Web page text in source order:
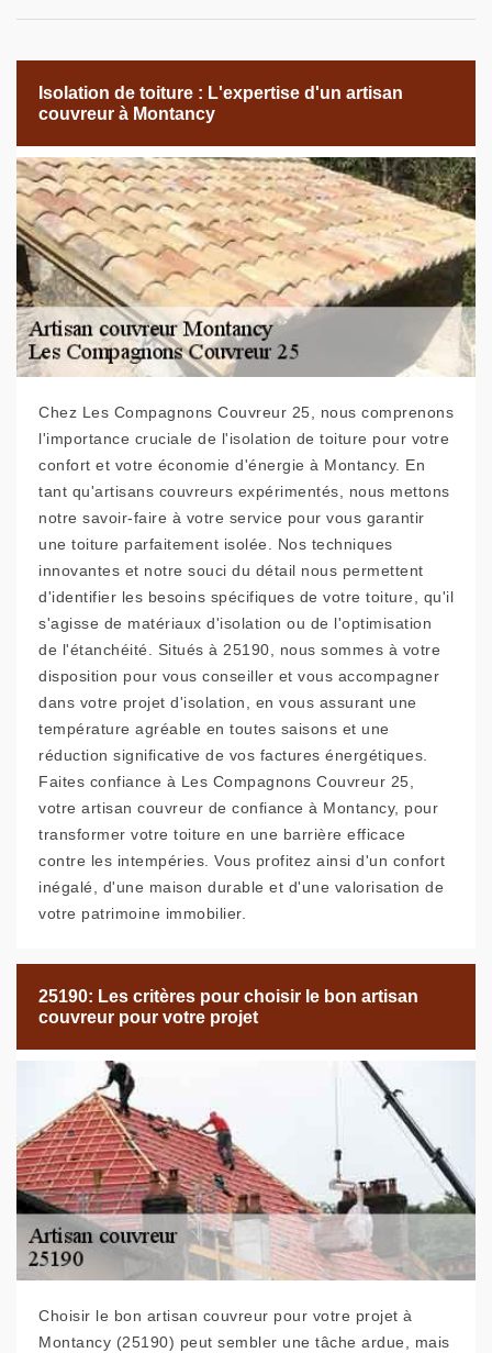
Isolation de toiture : L'expertise d'un artisan
couvreur à Montancy
Chez Les Compagnons Couvreur 25, nous comprenons
l'importance cruciale de l'isolation de toiture pour votre
confort et votre économie d'énergie à Montancy. En
tant qu'artisans couvreurs expérimentés, nous mettons
notre savoir-faire à votre service pour vous garantir
une toiture parfaitement isolée. Nos techniques
innovantes et notre souci du détail nous permettent
d'identifier les besoins spécifiques de votre toiture, qu'il
s'agisse de matériaux d'isolation ou de l'optimisation
de l'étanchéité. Situés à 25190, nous sommes à votre
disposition pour vous conseiller et vous accompagner
dans votre projet d'isolation, en vous assurant une
température agréable en toutes saisons et une
réduction significative de vos factures énergétiques.
Faites confiance à Les Compagnons Couvreur 25,
votre artisan couvreur de confiance à Montancy, pour
transformer votre toiture en une barrière efficace
contre les intempéries. Vous profitez ainsi d'un confort
inégalé, d'une maison durable et d'une valorisation de
votre patrimoine immobilier.
25190: Les critères pour choisir le bon artisan
couvreur pour votre projet
Choisir le bon artisan couvreur pour votre projet à
Montancy (25190) peut sembler une tâche ardue, mais